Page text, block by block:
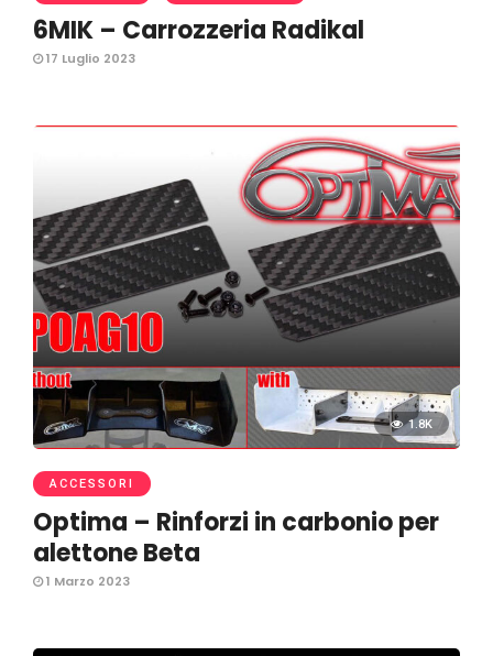
6MIK – Carrozzeria Radikal
17 Luglio 2023
1.8K
ACCESSORI
Optima – Rinforzi in carbonio per
alettone Beta
1 Marzo 2023